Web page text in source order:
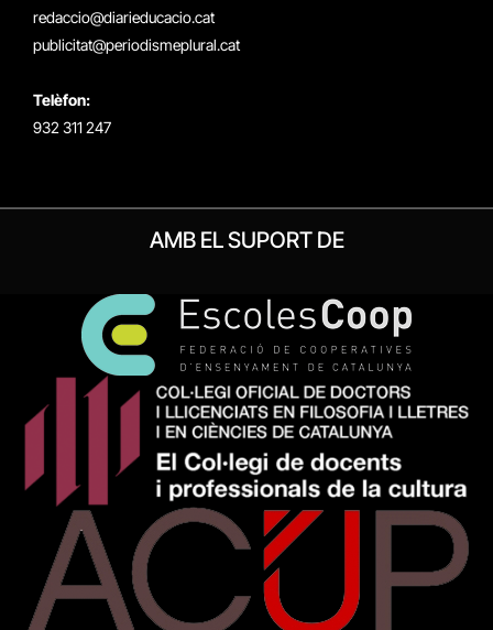
redaccio@diarieducacio.cat
publicitat@periodismeplural.cat
Telèfon:
932 311 247
AMB EL SUPORT DE